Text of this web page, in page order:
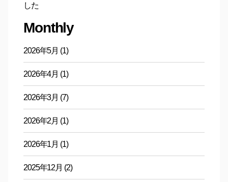
した
Monthly
2026年5月 (1)
2026年4月 (1)
2026年3月 (7)
2026年2月 (1)
2026年1月 (1)
2025年12月 (2)